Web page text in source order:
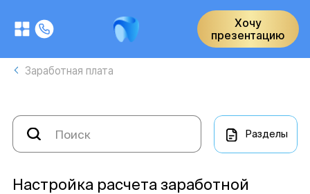
Хочу
презентацию
Заработная плата
Разделы
Настройка расчета заработной